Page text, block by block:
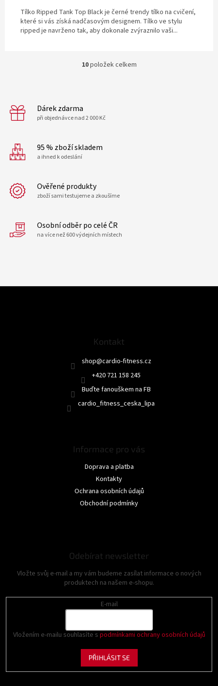
Tílko Ripped Tank Top Black je černé trendy tílko na cvičení,
které si vás získá nadčasovým designem. Tílko ve stylu
ripped je navrženo tak, aby dokonale zvýraznilo vaši...
O
ý
s
u
10položek celkem
Dárek zdarma
při objednávce nad 2 000 Kč
95 % zboží skladem
a ihned k odeslání
Ověřené produkty
zboží sami testujeme a zkoušíme
Osobní odběr po celé ČR
na více než 600 výdejních místech
Kontakt
shop@cardio-fitness.cz
+420 721 158 245
Buďte fanouškem na FB
cardio_fitness_ceska_lipa
Informace pro vás
Doprava a platba
Kontakty
Ochrana osobních údajů
Obchodní podmínky
Odebírat newsletter
Vložte svůj e-mail a my vám budeme zasílat informace o nových
produktech na našem e-shopu.
E-mail
Vložením e-mailu souhlasíte s podmínkami ochrany osobních údajů
PŘIHLÁSIT SE